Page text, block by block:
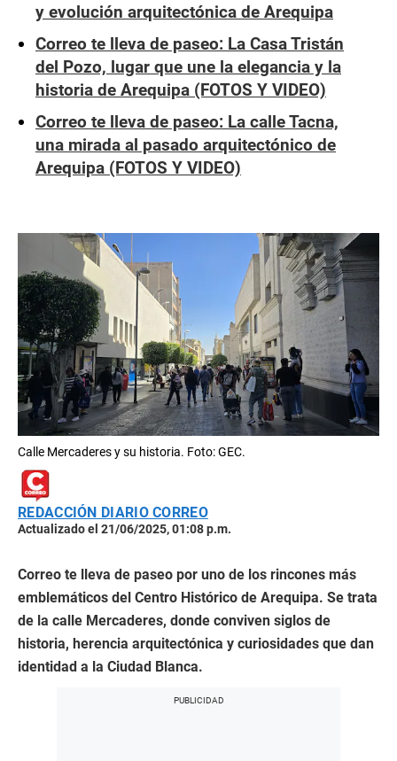
y evolución arquitectónica de Arequipa
Correo te lleva de paseo: La Casa Tristán
del Pozo, lugar que une la elegancia y la
historia de Arequipa (FOTOS Y VIDEO)
Correo te lleva de paseo: La calle Tacna,
una mirada al pasado arquitectónico de
Arequipa (FOTOS Y VIDEO)
Calle Mercaderes y su historia. Foto: GEC.
REDACCIÓN DIARIO CORREO
Actualizado el 21/06/2025, 01:08 p.m.
Correo te lleva de paseo por uno de los rincones más
emblemáticos del Centro Histórico de Arequipa. Se trata
de la calle Mercaderes, donde conviven siglos de
historia, herencia arquitectónica y curiosidades que dan
identidad a la Ciudad Blanca.